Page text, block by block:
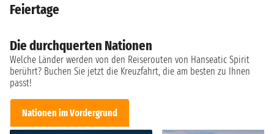
Feiertage
Die durchquerten Nationen
Welche Länder werden von den Reiserouten von Hanseatic Spirit
berührt? Buchen Sie jetzt die Kreuzfahrt, die am besten zu Ihnen
passt!
Nationen im Vordergrund